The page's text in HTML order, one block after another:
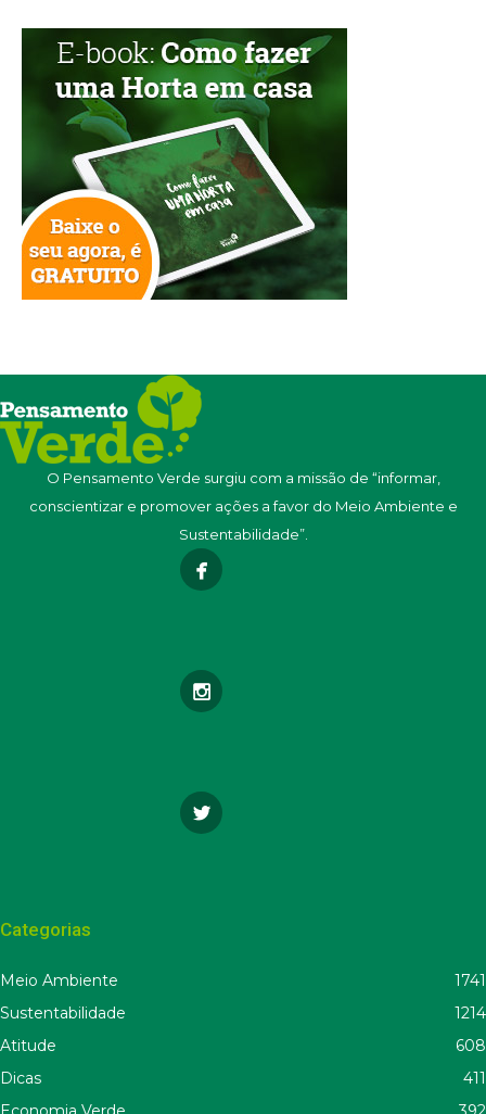
O Pensamento Verde surgiu com a missão de “informar,
conscientizar e promover ações a favor do Meio Ambiente e
Sustentabilidade”.
Categorias
Meio Ambiente
1741
Sustentabilidade
1214
Atitude
608
Dicas
411